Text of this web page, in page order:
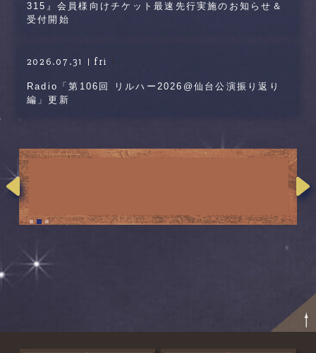
315』会員様向けチケット最速先行実施のお知らせ＆
受付開始
2026.07.31 fri
Radio「第106回 リルハー2026@仙台公演振り返り
編」更新